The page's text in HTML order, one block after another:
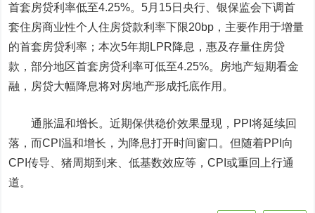
首套房贷利率低至4.25%。5月15日央行、银保监会下调首
套住房商业性个人住房贷款利率下限20bp，主要作用于增量
的首套房贷利率；本次5年期LPR降息，惠及存量住房贷
款，部分地区首套房贷利率可低至4.25%。房地产短期看金
融，房贷大幅降息将对房地产形成托底作用。
通胀温和增长。近期保供稳价效果显现，PPI将延续回
落，而CPI温和增长，为降息打开时间窗口。但随着PPI向
CPI传导、猪周期到来、低基数效应等，CPI或重回上行通
道。